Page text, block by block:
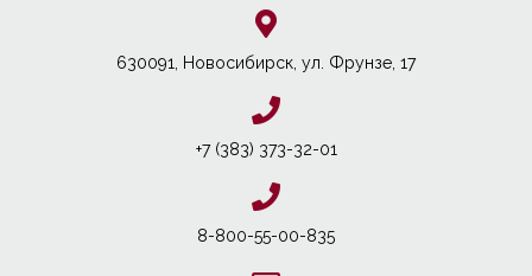
630091, Новосибирcк, ул. Фрунзе, 17
+7 (383) 373-32-01
8-800-55-00-835